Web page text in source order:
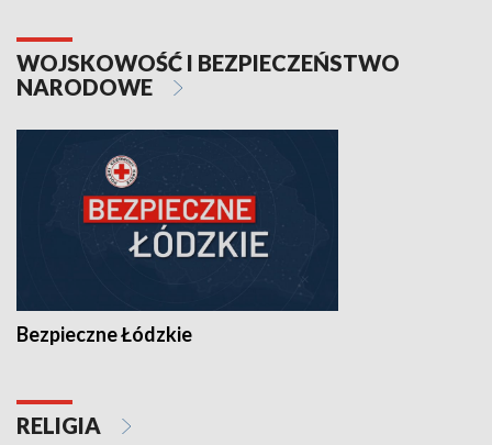
WOJSKOWOŚĆ I BEZPIECZEŃSTWO
NARODOWE
Bezpieczne Łódzkie
RELIGIA